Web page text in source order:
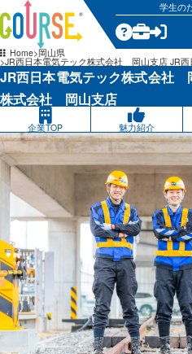
学生の
Home 岡山県
JR西日本電気テック株式会社 岡山支店 JR
JR西日本電気テック株式会社
株式会社 岡山支店
企業TOP 魅力紹介